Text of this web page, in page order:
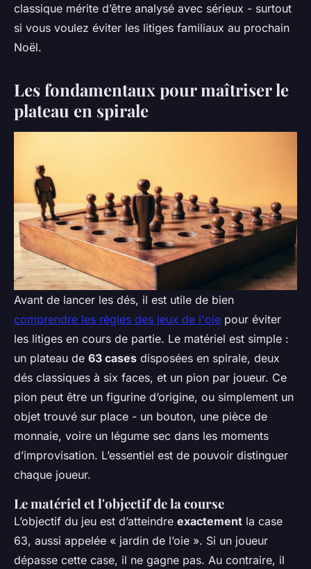
classique mérite d’être analysé avec sérieux - surtout
si vous voulez éviter les litiges familiaux au prochain
Noël.
Les fondamentaux pour maîtriser le
plateau en spirale
Avant de lancer les dés, il est utile de bien
comprendre les règles des jeux de l'oie pour éviter
les litiges en cours de partie. Le matériel est simple :
un plateau de 63 cases disposées en spirale, deux
dés classiques à six faces, et un pion par joueur. Ce
pion peut être un figurine d’origine, ou simplement un
objet trouvé sur place - un bouton, une pièce de
monnaie, voire un légume sec dans les moments
d’improvisation. L’essentiel est de pouvoir distinguer
chaque joueur.
Le matériel et l'objectif de la course
L’objectif du jeu est d’atteindre exactement la case
63, aussi appelée « jardin de l’oie ». Si un joueur
dépasse cette case, il ne gagne pas. Au contraire, il